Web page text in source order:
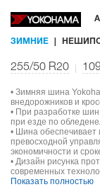
ЗИМНИЕ
255/50 R20
• Зимняя шина
внедорожников и
• При разработке
при езде по
• Шина обеспечивает
превосходной
экономичности и
• Дизайн рисунка
современных
Показать полностью